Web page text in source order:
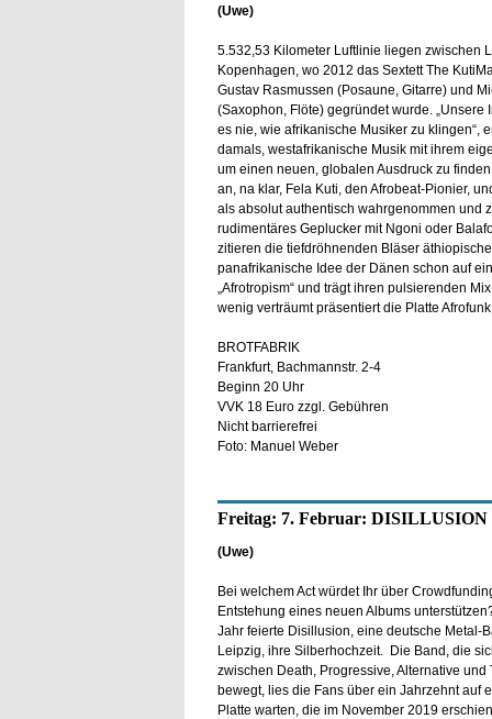
(Uwe)
5.532,53 Kilometer Luftlinie liegen zwischen
Kopenhagen, wo 2012 das Sextett The
Gustav Rasmussen (Posaune, Gitarre) und
(Saxophon, Flöte) gegründet wurde. „Unsere
es nie, wie afrikanische Musiker zu klingen“,
damals, westafrikanische Musik mit ihrem
um einen neuen, globalen Ausdruck zu
an, na klar, Fela Kuti, den Afrobeat-Pionier,
als absolut authentisch wahrgenommen und
rudimentäres Geplucker mit Ngoni oder
zitieren die tiefdröhnenden Bläser
panafrikanische Idee der Dänen schon auf
„Afrotropism“ und trägt ihren pulsierenden
wenig verträumt präsentiert die Platte
BROTFABRIK
Frankfurt, Bachmannstr. 2-4
Beginn 20 Uhr
VVK 18 Euro zzgl. Gebühren
Nicht barrierefrei
Foto: Manuel Weber
Freitag: 7. Februar: DISILLUSION
(Uwe)
Bei welchem Act würdet Ihr über
Entstehung eines neuen Albums
Jahr feierte Disillusion, eine deutsche Metal-
Leipzig, ihre Silberhochzeit. Die Band, die
zwischen Death, Progressive, Alternative und
bewegt, lies die Fans über ein Jahrzehnt auf
Platte warten, die im November 2019